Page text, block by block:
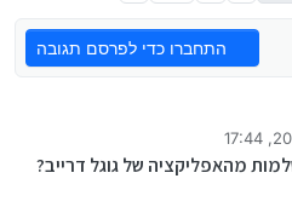
התחברו כדי לפרסם תגובה
מהאפליקציה של גוגל דרייב?